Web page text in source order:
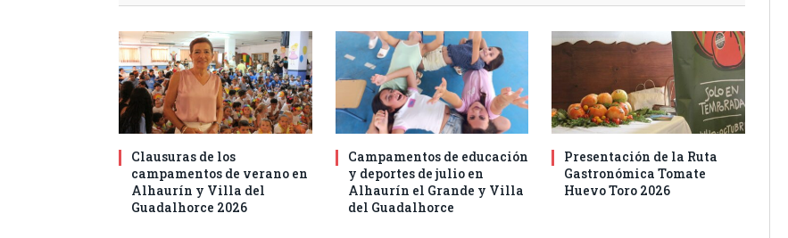
Clausuras de los
campamentos de verano en
Alhaurín y Villa del
Guadalhorce 2026
Campamentos de educación
y deportes de julio en
Alhaurín el Grande y Villa
del Guadalhorce
Presentación de la Ruta
Gastronómica Tomate
Huevo Toro 2026